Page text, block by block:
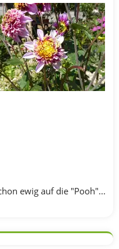
ewig auf die "Pooh"...